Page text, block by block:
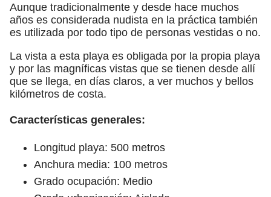
Aunque tradicionalmente y desde hace muchos
años es considerada nudista en la práctica también
es utilizada por todo tipo de personas vestidas o no.
La vista a esta playa es obligada por la propia playa
y por las magníficas vistas que se tienen desde allí
que se llega, en días claros, a ver muchos y bellos
kilómetros de costa.
Características generales:
Longitud playa: 500 metros
Anchura media: 100 metros
Grado ocupación: Medio